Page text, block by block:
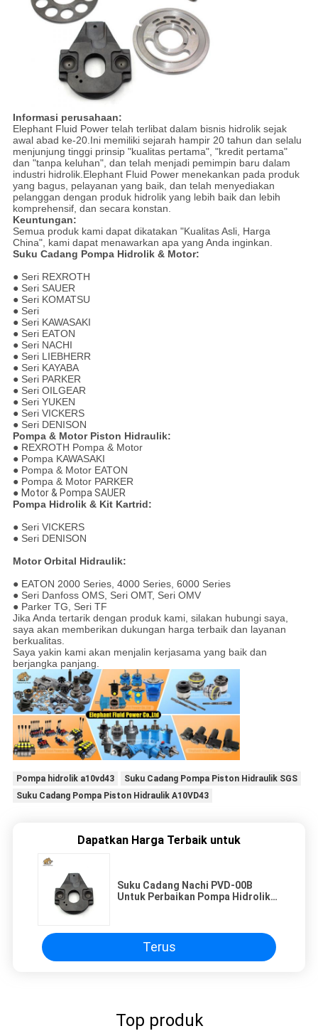
Informasi perusahaan:
Elephant Fluid Power telah terlibat dalam bisnis hidrolik sejak
awal abad ke-20.Ini memiliki sejarah hampir 20 tahun dan selalu
menjunjung tinggi prinsip "kualitas pertama", "kredit pertama"
dan "tanpa keluhan", dan telah menjadi pemimpin baru dalam
industri hidrolik.Elephant Fluid Power menekankan pada produk
yang bagus, pelayanan yang baik, dan telah menyediakan
pelanggan dengan produk hidrolik yang lebih baik dan lebih
komprehensif, dan secara konstan.
Keuntungan:
Semua produk kami dapat dikatakan "Kualitas Asli, Harga
China", kami dapat menawarkan apa yang Anda inginkan.
Suku Cadang Pompa Hidrolik & Motor:
● Seri REXROTH
● Seri SAUER
● Seri KOMATSU
● Seri
● Seri KAWASAKI
● Seri EATON
● Seri NACHI
● Seri LIEBHERR
● Seri KAYABA
● Seri PARKER
● Seri OILGEAR
● Seri YUKEN
● Seri VICKERS
● Seri DENISON
Pompa & Motor Piston Hidraulik:
● REXROTH Pompa & Motor
● Pompa KAWASAKI
● Pompa & Motor EATON
● Pompa & Motor PARKER
● Motor & Pompa SAUER
Pompa Hidrolik & Kit Kartrid:
● Seri VICKERS
● Seri DENISON
Motor Orbital Hidraulik:
● EATON 2000 Series, 4000 Series, 6000 Series
● Seri Danfoss OMS, Seri OMT, Seri OMV
● Parker TG, Seri TF
Jika Anda tertarik dengan produk kami, silakan hubungi saya,
saya akan memberikan dukungan harga terbaik dan layanan
berkualitas.
Saya yakin kami akan menjalin kerjasama yang baik dan
berjangka panjang.
Pompa hidrolik a10vd43
Suku Cadang Pompa Piston Hidraulik SGS
Suku Cadang Pompa Piston Hidraulik A10VD43
Dapatkan Harga Terbaik untuk
Suku Cadang Nachi PVD-00B
Untuk Perbaikan Pompa Hidrolik
Terus
Top produk